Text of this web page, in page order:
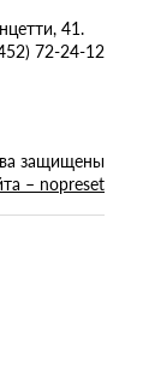
41.
72-24-12
защищены
– nopreset